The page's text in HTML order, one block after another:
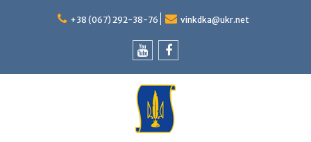
+38 (067) 292-38-76 vinkdka@ukr.net